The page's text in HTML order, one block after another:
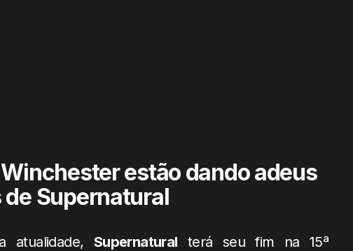
estão dando adeus
de Supernatural
atualidade, Supernatural terá seu fim na 15ª